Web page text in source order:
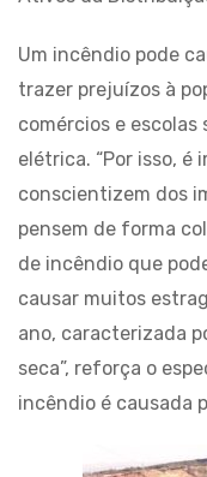
Um incêndio pode
trazer prejuízos à
comércios e
elétrica. “Por isso, é
conscientizem dos
pensem de forma
de incêndio que
causar muitos
ano, caracterizada
seca”, reforça o
incêndio é causada